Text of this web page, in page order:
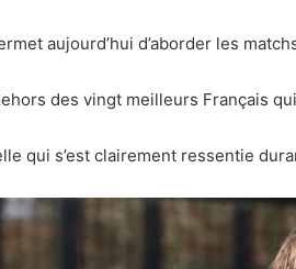
aujourd’hui d’aborder les
des vingt meilleurs Français
qui s’est clairement ressentie